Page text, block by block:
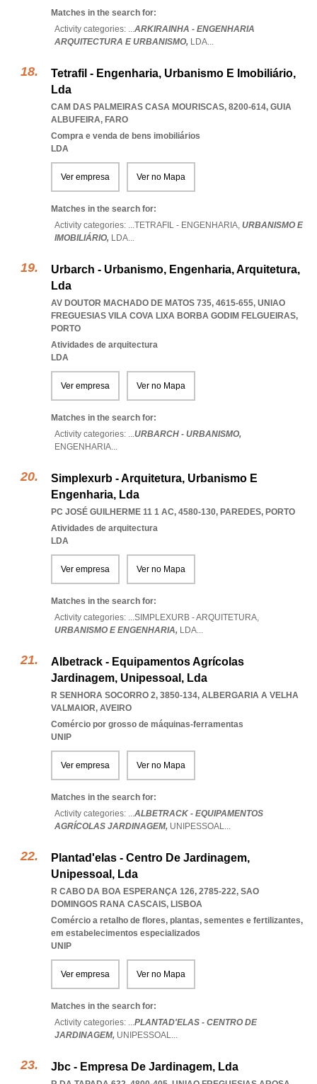
Matches in the search for:
Activity categories: ...ARKIRAINHA - ENGENHARIA
ARQUITECTURA E URBANISMO, LDA...
Tetrafil - Engenharia, Urbanismo E Imobiliário,
Lda
CAM DAS PALMEIRAS CASA MOURISCAS, 8200-614, GUIA
ALBUFEIRA, FARO
Compra e venda de bens imobiliários
LDA
Ver empresa Ver no Mapa
Matches in the search for:
Activity categories: ...TETRAFIL - ENGENHARIA, URBANISMO E
IMOBILIÁRIO, LDA...
Urbarch - Urbanismo, Engenharia, Arquitetura,
Lda
AV DOUTOR MACHADO DE MATOS 735, 4615-655, UNIAO
FREGUESIAS VILA COVA LIXA BORBA GODIM FELGUEIRAS,
PORTO
Atividades de arquitectura
LDA
Ver empresa Ver no Mapa
Matches in the search for:
Activity categories: ...URBARCH - URBANISMO,
ENGENHARIA...
Simplexurb - Arquitetura, Urbanismo E
Engenharia, Lda
PC JOSÉ GUILHERME 11 1 AC, 4580-130, PAREDES, PORTO
Atividades de arquitectura
LDA
Ver empresa Ver no Mapa
Matches in the search for:
Activity categories: ...SIMPLEXURB - ARQUITETURA,
URBANISMO E ENGENHARIA, LDA...
Albetrack - Equipamentos Agrícolas
Jardinagem, Unipessoal, Lda
R SENHORA SOCORRO 2, 3850-134, ALBERGARIA A VELHA
VALMAIOR, AVEIRO
Comércio por grosso de máquinas-ferramentas
UNIP
Ver empresa Ver no Mapa
Matches in the search for:
Activity categories: ...ALBETRACK - EQUIPAMENTOS
AGRÍCOLAS JARDINAGEM, UNIPESSOAL...
Plantad'elas - Centro De Jardinagem,
Unipessoal, Lda
R CABO DA BOA ESPERANÇA 126, 2785-222, SAO
DOMINGOS RANA CASCAIS, LISBOA
Comércio a retalho de flores, plantas, sementes e fertilizantes,
em estabelecimentos especializados
UNIP
Ver empresa Ver no Mapa
Matches in the search for:
Activity categories: ...PLANTAD'ELAS - CENTRO DE
JARDINAGEM, UNIPESSOAL...
Jbc - Empresa De Jardinagem, Lda